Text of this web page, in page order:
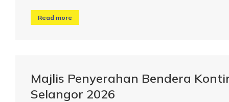
Read more
Majlis Penyerahan Bendera
Selangor 2026